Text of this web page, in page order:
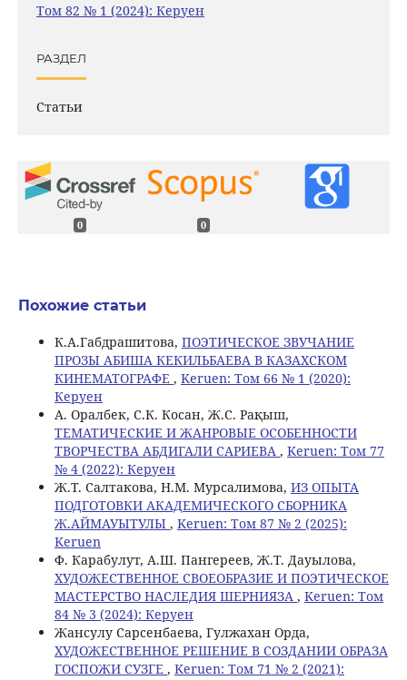
Том 82 № 1 (2024): Керуен
РАЗДЕЛ
Статьи
0 0
Похожие статьи
К.А.Габдрашитова, ПОЭТИЧЕСКОЕ ЗВУЧАНИЕ
ПРОЗЫ АБИША КЕКИЛЬБАЕВА В КАЗАХСКОМ
КИНЕМАТОГРАФЕ , Keruen: Том 66 № 1 (2020):
Керуен
А. Оралбек, С.К. Косан, Ж.С. Рақыш,
ТЕМАТИЧЕСКИЕ И ЖАНРОВЫЕ ОСОБЕННОСТИ
ТВОРЧЕСТВА АБДИГАЛИ САРИЕВА , Keruen: Том 77
№ 4 (2022): Керуен
Ж.Т. Салтакова, Н.М. Мурсалимова, ИЗ ОПЫТА
ПОДГОТОВКИ АКАДЕМИЧЕСКОГО СБОРНИКА
Ж.АЙМАУЫТУЛЫ , Keruen: Том 87 № 2 (2025):
Keruen
Ф. Карабулут, А.Ш. Пангереев, Ж.Т. Дауылова,
ХУДОЖЕСТВЕННОЕ СВОЕОБРАЗИЕ И ПОЭТИЧЕСКОЕ
МАСТЕРСТВО НАСЛЕДИЯ ШЕРНИЯЗА , Keruen: Том
84 № 3 (2024): Керуен
Жансулу Сарсенбаева, Гулжахан Орда,
ХУДОЖЕСТВЕННОЕ РЕШЕНИЕ В СОЗДАНИИ ОБРАЗА
ГОСПОЖИ СУЗГЕ , Keruen: Том 71 № 2 (2021):